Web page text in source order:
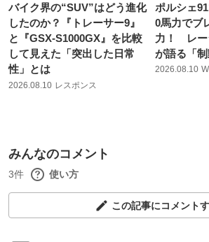
バイク界の“SUV”はどう進化
したのか？『トレーサー9』
と『GSX-S1000GX』を比較
して見えた「突出した日常
性」とは
2026.08.10 レスポンス
ポルシェ
0馬力でブ
力！ レー
が語る「
2026.08.10
みんなのコメント
3件 使い方
この記事にコメント